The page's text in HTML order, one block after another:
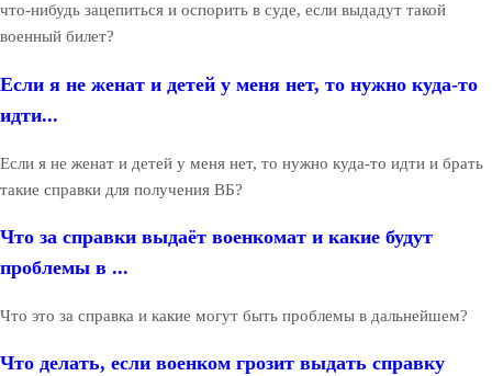
что-нибудь зацепиться и оспорить в суде, если выдадут такой
военный билет?
Если я не женат и детей у меня нет, то нужно куда-то
идти...
Если я не женат и детей у меня нет, то нужно куда-то идти и брать
такие справки для получения ВБ?
Что за справки выдаёт военкомат и какие будут
проблемы в ...
Что это за справка и какие могут быть проблемы в дальнейшем?
Что делать, если военком грозит выдать справку